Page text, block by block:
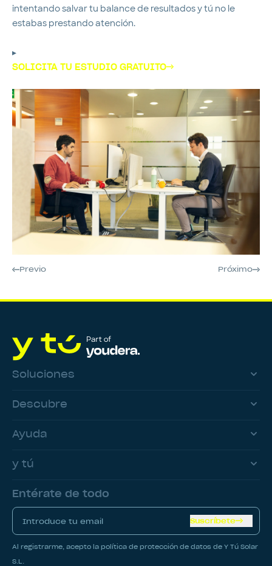
intentando salvar tu balance de resultados y tú no le
estabas prestando atención.
▸
SOLICITA TU ESTUDIO GRATUITO
Previo Próximo
Soluciones
Descubre
Ayuda
y tú
Entérate de todo
Suscríbete
Al registrarme, acepto la política de protección de datos de Y Tú Solar
S.L.